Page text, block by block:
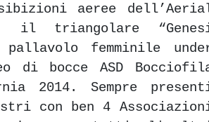
aeree
il triangolare
femminile
di bocce ASD
2014. Sempre
con ben 4